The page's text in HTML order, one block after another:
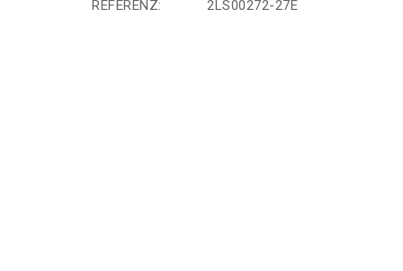
REFERENZ: 2LS00272-27E